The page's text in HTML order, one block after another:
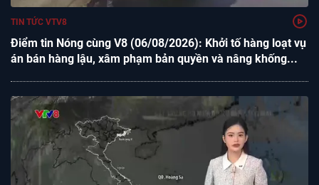
Điểm tin Nóng cùng V8 (06/08/2026): Khởi tố hàng loạt vụ
án bán hàng lậu, xâm phạm bản quyền và nâng khống...
TIN TỨC VTV8